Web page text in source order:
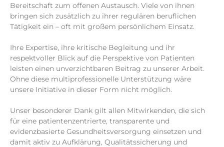
Bereitschaft zum offenen Austausch. Viele von ihnen
bringen sich zusätzlich zu ihrer regulären beruflichen
Tätigkeit ein – oft mit großem persönlichem Einsatz.
Ihre Expertise, ihre kritische Begleitung und ihr
respektvoller Blick auf die Perspektive von Patienten
leisten einen unverzichtbaren Beitrag zu unserer Arbeit.
Ohne diese multiprofessionelle Unterstützung wäre
unsere Initiative in dieser Form nicht möglich.
Unser besonderer Dank gilt allen Mitwirkenden, die sich
für eine patientenzentrierte, transparente und
evidenzbasierte Gesundheitsversorgung einsetzen und
damit aktiv zu Aufklärung, Qualitätssicherung und